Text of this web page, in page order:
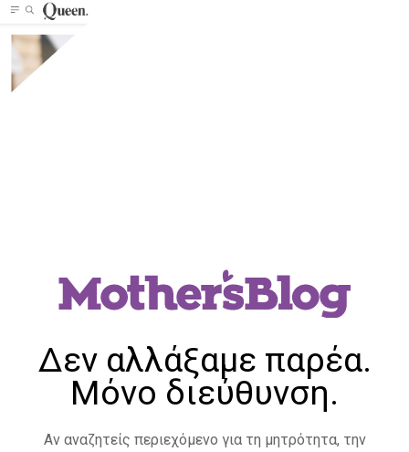
Δεν αλλάξαμε παρέα.
Μόνο διεύθυνση.
Αν αναζητείς περιεχόμενο για τη μητρότητα, την